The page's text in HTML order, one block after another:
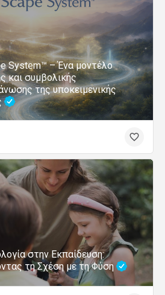
System™ – Ένα μοντέλο
και συμβολικής
της υποκειμενικής
στην Εκπαίδευση:
τη Σχέση με τη Φύση